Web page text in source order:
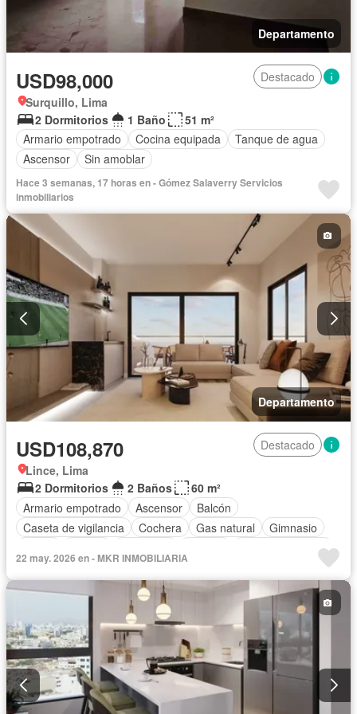
Departamento
USD98,000
Destacado
Surquillo, Lima
2 Dormitorios
1 Baño
51 m²
Armario empotrado
Cocina equipada
Tanque de agua
Ascensor
Sin amoblar
Hace 3 semanas, 17 horas en - Gómez Salaverry Servicios
inmobiliarios
Departamento
USD108,870
Destacado
Lince, Lima
2 Dormitorios
2 Baños
60 m²
Armario empotrado
Ascensor
Balcón
Caseta de vigilancia
Cochera Gas natural
Gimnasio
Vista panorámica
Sin amoblar
22 may. 2026 en - MKR INMOBILIARIA